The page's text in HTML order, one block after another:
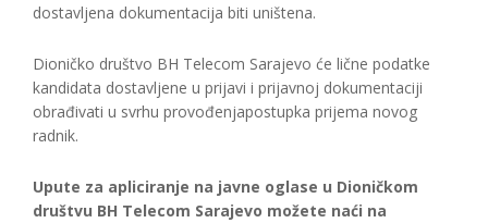
dostavljena dokumentacija biti uništena.
Dioničko društvo BH Telecom Sarajevo će lične podatke
kandidata dostavljene u prijavi i prijavnoj dokumentaciji
obrađivati u svrhu provođenjapostupka prijema novog
radnik.
Upute za apliciranje na javne oglase u Dioničkom
društvu BH Telecom Sarajevo možete naći na